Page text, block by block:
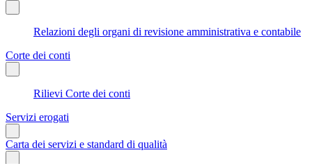
Relazioni degli organi di revisione amministrativa e contabile
Corte dei conti
Rilievi Corte dei conti
Servizi erogati
Carta dei servizi e standard di qualità